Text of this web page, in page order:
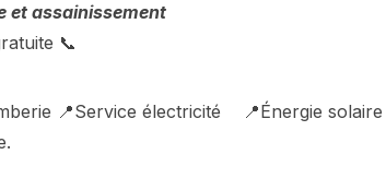
et assainissement
📞
📍Service électricité 📍Énergie